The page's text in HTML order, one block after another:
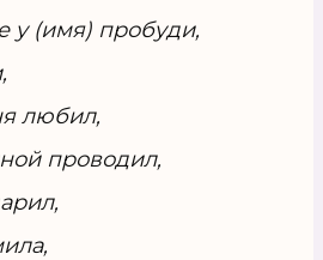
у (имя) пробуди,
любил,
проводил,